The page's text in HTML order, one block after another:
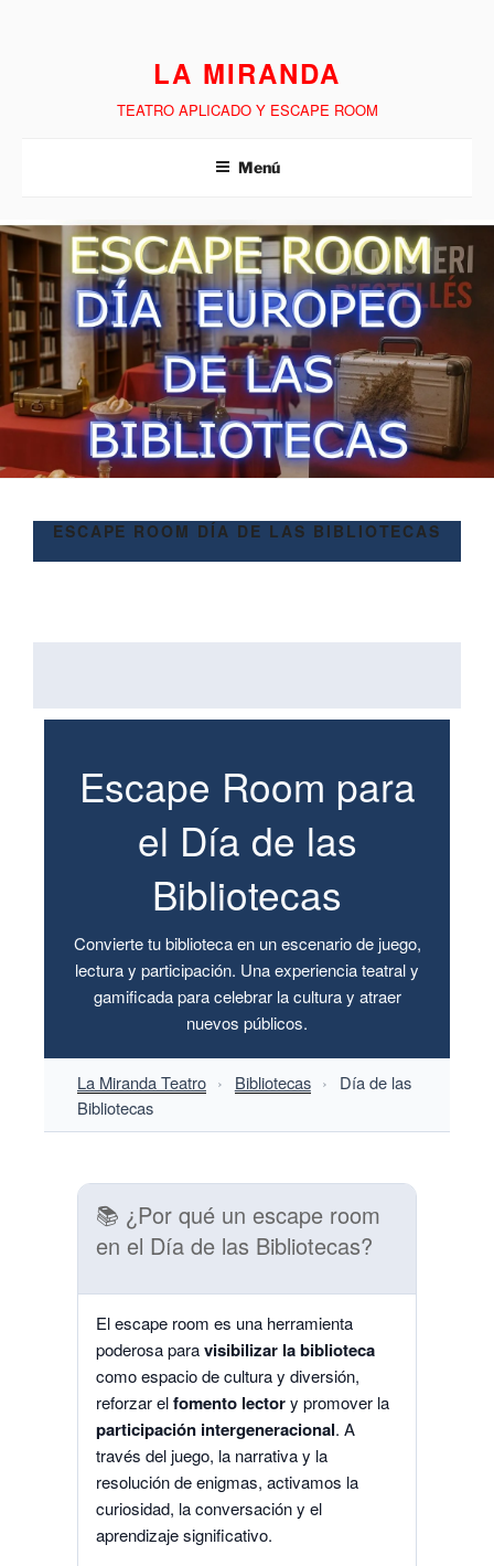
LA MIRANDA
TEATRO APLICADO Y ESCAPE ROOM
Menú
ESCAPE ROOM DÍA DE LAS BIBLIOTECAS
Escape Room para
el Día de las
Bibliotecas
Convierte tu biblioteca en un escenario de juego,
lectura y participación. Una experiencia teatral y
gamificada para celebrar la cultura y atraer
nuevos públicos.
La Miranda Teatro › Bibliotecas ›
Día de las
Bibliotecas
📚 ¿Por qué un escape room
en el Día de las Bibliotecas?
El escape room es una herramienta
poderosa paravisibilizar la biblioteca
como espacio de cultura y diversión,
reforzar elfomento lectory promover la
participación intergeneracional. A
través del juego, la narrativa y la
resolución de enigmas, activamos la
curiosidad, la conversación y el
aprendizaje significativo.